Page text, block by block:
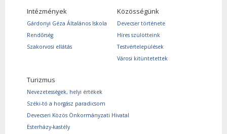
Intézmények
Gárdonyi Géza Általános Iskola
Rendőrség
Szakorvosi ellátás
Közösségünk
Devecser története
Híres szülötteink
Testvértelepülések
Városi kitüntetettek
Turizmus
Nevezetességek, helyi értékek
Széki-tó a horgász paradicsom
Devecseri Közös Önkormányzati Hivatal
Esterházy-kastély